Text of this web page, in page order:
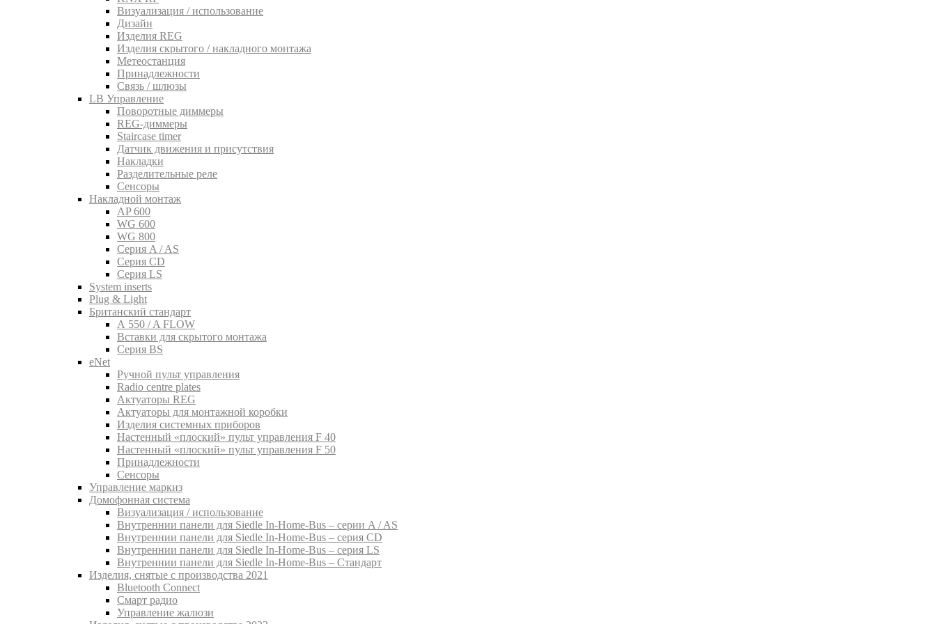
Визуализация / использование
Дизайн
Изделия REG
Изделия скрытого / накладного монтажа
Метеостанция
Принадлежности
Связь / шлюзы
LB Управление
Поворотные диммеры
REG-диммеры
Staircase timer
Датчик движения и присутствия
Накладки
Разделительные реле
Сенсоры
Накладной монтаж
AP 600
WG 600
WG 800
Серия A / AS
Серия CD
Серия LS
System inserts
Plug & Light
Британский стандарт
A 550 / A FLOW
Вставки для скрытого монтажа
Серия BS
eNet
Pучной пульт управления
Radio centre plates
Актуаторы REG
Актуаторы для монтажной коробки
Изделия системных приборов
Настенный «плоский» пульт управления F 40
Настенный «плоский» пульт управления F 50
Принадлежности
Сенсоры
Управление маркиз
Домофонная система
Визуализация / использование
Внутреннии панели для Siedle In-Home-Bus – серии A / AS
Внутреннии панели для Siedle In-Home-Bus – серия CD
Внутреннии панели для Siedle In-Home-Bus – серия LS
Внутреннии панели для Siedle In-Home-Bus – Стандарт
Изделия, снятые с производства 2021
Bluetooth Connect
Смарт радио
Управление жалюзи